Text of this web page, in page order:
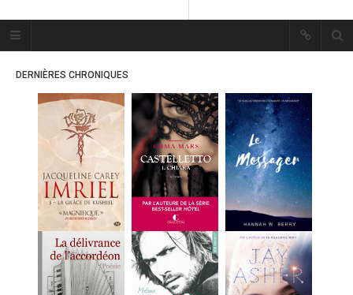
Plume Bleue
« Les mots sont les passants
« Les mots sont les passants
mystérieux de l’âme. »
ACCUEIL
LES PLUMES
MES FUTURES
LECTURES
MES CRITIQUES
DERNIÈRES CHRONIQUES